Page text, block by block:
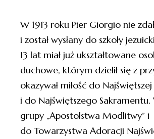
W 1913 roku Pier Giorgio nie
i został wysłany do szkoły
13 lat miał już ukształtowane
duchowe, którym dzielił się z
okazywał miłość do
i do Najświętszego Sakramentu.
grupy „Apostolstwa Modlitwy” i
do Towarzystwa Adoracji